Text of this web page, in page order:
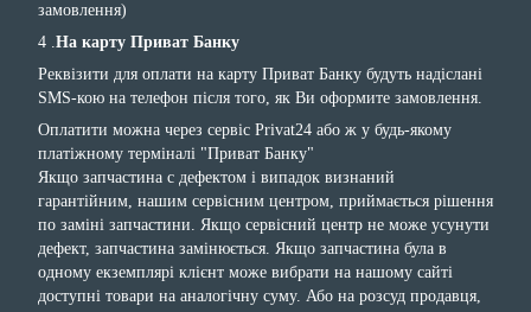
замовлення)
4 .На карту Приват Банку
Реквізити для оплати на карту Приват Банку будуть надіслані
SMS-кою на телефон після того, як Ви оформите замовлення.
Оплатити можна через сервіс Privat24 або ж у будь-якому
платіжному терміналі "Приват Банку"
Якщо запчастина с дефектом і випадок визнаний
гарантійним, нашим сервісним центром, приймається рішення
по заміні запчастини. Якщо сервісний центр не може усунути
дефект, запчастина замінюється. Якщо запчастина була в
одному екземплярі клієнт може вибрати на нашому сайті
доступні товари на аналогічну суму. Або на розсуд продавця,